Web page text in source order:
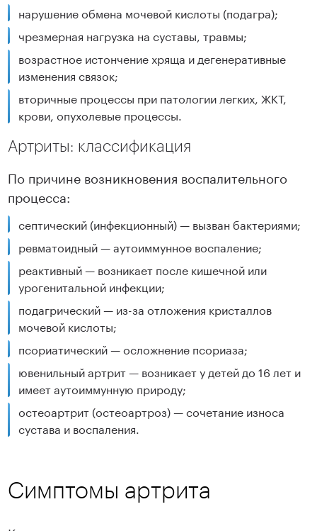
нарушение обмена мочевой кислоты (подагра);
чрезмерная нагрузка на суставы, травмы;
возрастное истончение хряща и дегенеративные
изменения связок;
вторичные процессы при патологии легких, ЖКТ,
крови, опухолевые процессы.
Артриты: классификация
По причине возникновения воспалительного
процесса:
септический (инфекционный) — вызван бактериями;
ревматоидный — аутоиммунное воспаление;
реактивный — возникает после кишечной или
урогенитальной инфекции;
подагрический — из-за отложения кристаллов
мочевой кислоты;
псориатический — осложнение псориаза;
ювенильный артрит — возникает у детей до 16 лет и
имеет аутоиммунную природу;
остеоартрит (остеоартроз) — сочетание износа
сустава и воспаления.
Симптомы артрита